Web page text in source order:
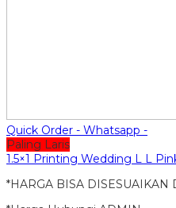
Quick Order - Whatsapp -
Paling Laris
1.5×1 Printing Wedding L L
*HARGA BISA DISESUAIKAN